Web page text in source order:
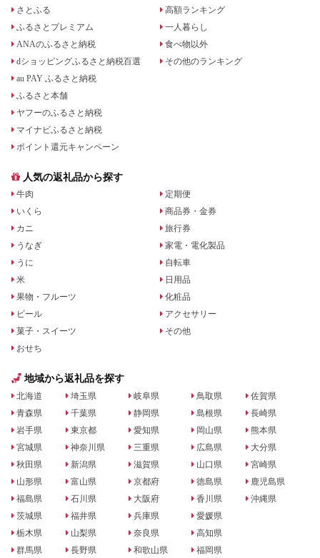
さとふる
ふるさとプレミアム
ANAのふるさと納税
dショッピングふるさと納税百選
au PAY ふるさと納税
ふるさと本舗
ヤフーのふるさと納税
マイナビふるさと納税
ポイント還元キャンペーン
高額ランキング
一人暮らし
食べ物以外
その他のランキング
人気の返礼品から探す
牛肉
いくら
カニ
うなぎ
うに
米
果物・フルーツ
ビール
菓子・スイーツ
おせち
定期便
商品券・金券
旅行券
家電・電化製品
自転車
日用品
化粧品
アクセサリー
その他
地域から返礼品を探す
北海道
青森県
岩手県
宮城県
秋田県
山形県
福島県
茨城県
栃木県
群馬県
埼玉県
千葉県
東京都
神奈川県
新潟県
富山県
石川県
福井県
山梨県
長野県
岐阜県
静岡県
愛知県
三重県
滋賀県
京都府
大阪府
兵庫県
奈良県
和歌山県
鳥取県
島根県
岡山県
広島県
山口県
徳島県
香川県
愛媛県
高知県
福岡県
佐賀県
長崎県
熊本県
大分県
宮崎県
鹿児島県
沖縄県